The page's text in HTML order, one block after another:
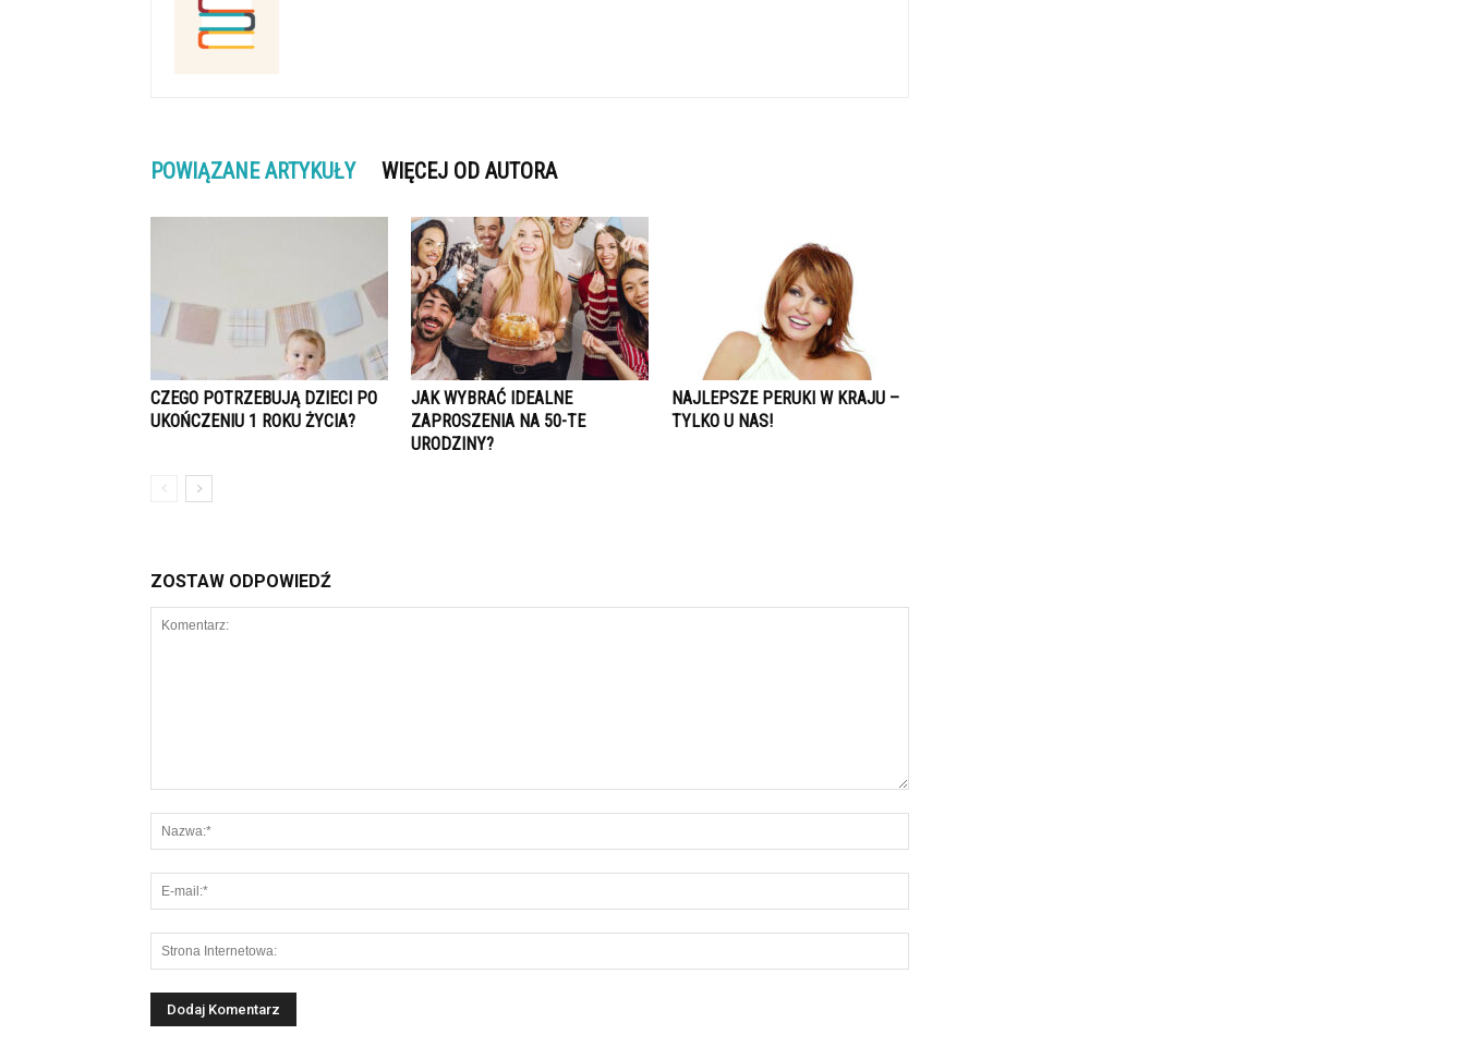
POWIĄZANE ARTYKUŁY WIĘCEJ OD AUTORA
CZEGO POTRZEBUJĄ DZIECI PO
UKOŃCZENIU 1 ROKU ŻYCIA?
JAK WYBRAĆ IDEALNE
ZAPROSZENIA NA 50-TE
URODZINY?
NAJLEPSZE PERUKI W KRAJU –
TYLKO U NAS!
ZOSTAW ODPOWIEDŹ